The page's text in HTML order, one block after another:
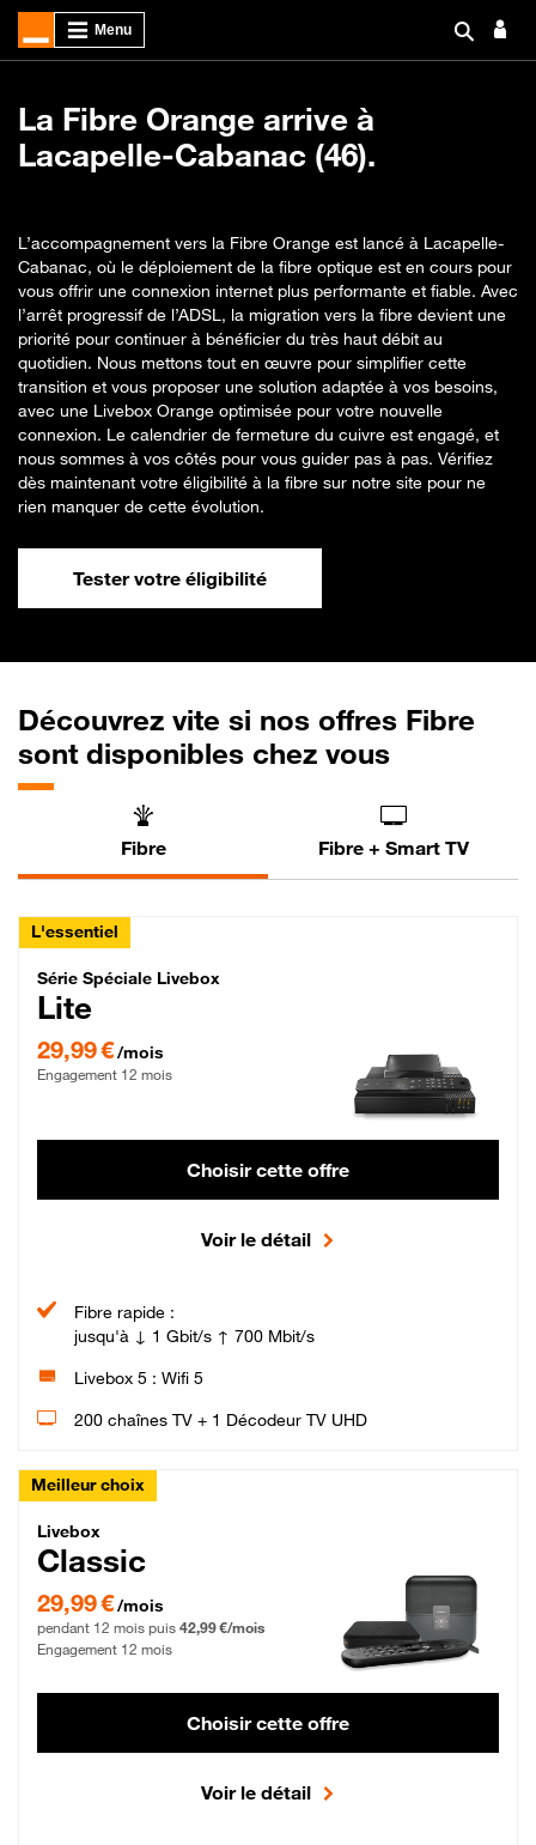
La Fibre Orange arrive à
Lacapelle-Cabanac (46).
L’accompagnement vers la Fibre Orange est lancé à Lacapelle-
Cabanac, où le déploiement de la fibre optique est en cours pour
vous offrir une connexion internet plus performante et fiable. Avec
l’arrêt progressif de l’ADSL, la migration vers la fibre devient une
priorité pour continuer à bénéficier du très haut débit au
quotidien. Nous mettons tout en œuvre pour simplifier cette
transition et vous proposer une solution adaptée à vos besoins,
avec une Livebox Orange optimisée pour votre nouvelle
connexion. Le calendrier de fermeture du cuivre est engagé, et
nous sommes à vos côtés pour vous guider pas à pas. Vérifiez
dès maintenant votre éligibilité à la fibre sur notre site pour ne
rien manquer de cette évolution.
Tester votre éligibilité
Découvrez vite si nos offres Fibre
sont disponibles chez vous
Fibre Fibre + Smart TV
L'essentiel
Série Spéciale Livebox Lite Fibre
Série Spéciale Livebox
Lite
29,99 €/mois
Engagement 12 mois
Choisir cette offre
Voir le détail
Fibre rapide :
jusqu'à ↓ 1 Gbit/s ↑ 700 Mbit/s
Livebox 5 : Wifi 5
200 chaînes TV + 1 Décodeur TV UHD
Meilleur choix
Livebox Classic Fibre
Livebox
Classic
29,99 € par mois pendant 12 mois puis 42,99 € par mois, Engagement 12 mois
29,99 €/mois
pendant 12 mois puis 42,99 €/mois
Engagement 12 mois
Choisir cette offre
Voir le détail